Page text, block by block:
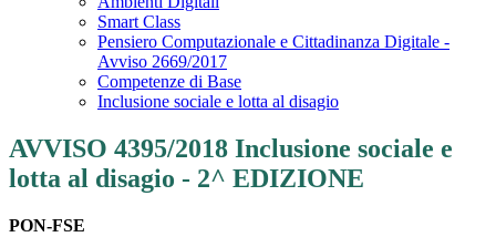
Smart Class
Pensiero Computazionale e Cittadinanza Digitale -
Avviso 2669/2017
Competenze di Base
Inclusione sociale e lotta al disagio
AVVISO 4395/2018 Inclusione sociale e
lotta al disagio - 2^ EDIZIONE
PON-FSE